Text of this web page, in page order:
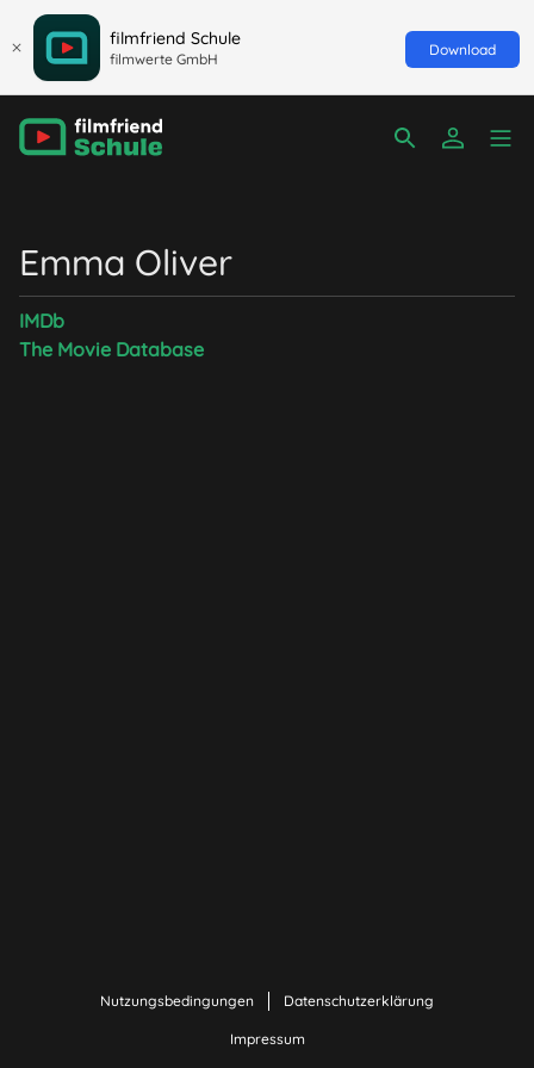
filmfriend Schule
filmwerte GmbH
Download
Emma Oliver
IMDb
The Movie Database
Nutzungsbedingungen Datenschutzerklärung
Impressum